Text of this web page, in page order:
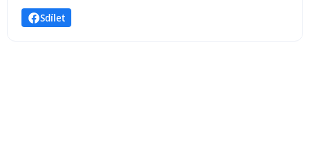
Sdílet